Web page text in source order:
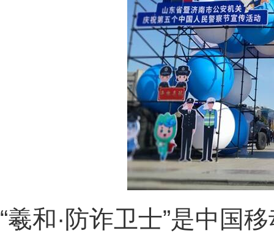
“羲和·防诈卫士”是中国